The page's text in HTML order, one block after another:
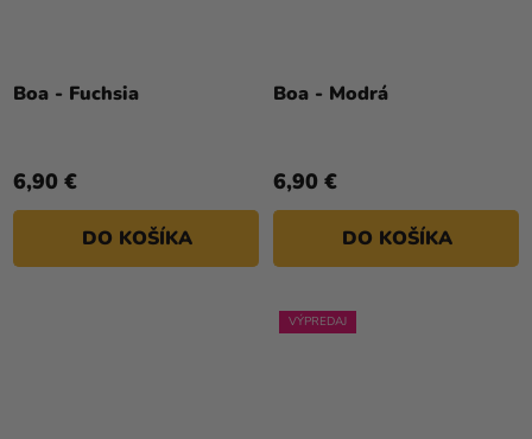
Boa - Fuchsia
6,90 €
DO KOŠÍKA
Boa - Modrá
6,90 €
DO KOŠÍKA
VÝPREDAJ